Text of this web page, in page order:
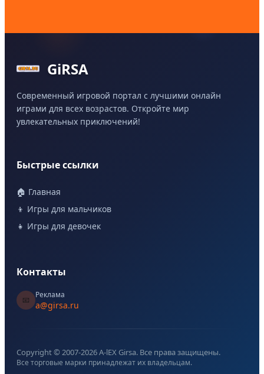
GiRSA
Современный игровой портал с лучшими онлайн
играми для всех возрастов. Откройте мир
увлекательных приключений!
Быстрые ссылки
🏠 Главная
👦 Игры для мальчиков
👧 Игры для девочек
Контакты
📧
Реклама
a@girsa.ru
Copyright © 2007-2026A-lEX Girsa. Все права защищены.
Все торговые марки принадлежат их владельцам.